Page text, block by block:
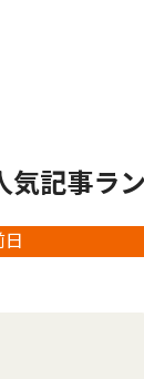
気記事ラ